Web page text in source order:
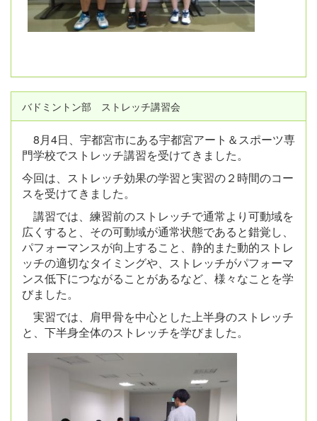
バドミントン部 ストレッチ講習会
8月4日、宇都宮市にある宇都宮アート＆スポーツ専
門学校でストレッチ講習を受けてきました。
今回は、ストレッチ効果の学習と実習の２時間のコー
スを受けてきました。
講習では、練習前のストレッチで通常より可動域を
広くすると、その可動域が通常状態であると錯覚し、
パフォーマンスが向上すること、静的また動的ストレ
ッチの適切なタイミングや、ストレッチがパフォーマ
ンス低下につながることがあるなど、様々なことを学
びました。
実習では、肩甲骨を中心とした上半身のストレッチ
と、下半身全体のストレッチを学びました。